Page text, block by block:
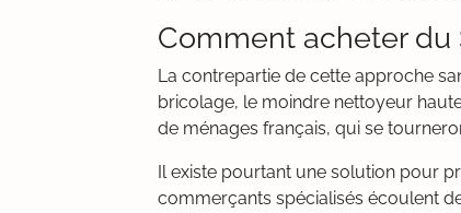
Comment acheter du
La contrepartie de cette approche
bricolage, le moindre nettoyeur
de ménages français, qui se
Il existe pourtant une solution pour
commerçants spécialisés écoulent